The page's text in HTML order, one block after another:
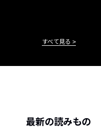
すべて見る
最新の読みもの